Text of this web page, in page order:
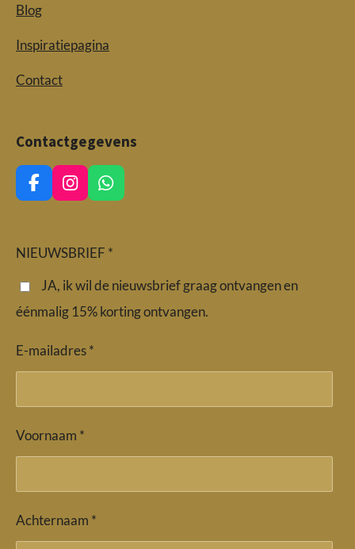
Blog
Inspiratiepagina
Contact
Contactgegevens
F
a
b
I
n
a
r
m
W
h
s
p
NIEUWSBRIEF *
JA, ik wil de nieuwsbrief graag ontvangen en
éénmalig 15% korting ontvangen.
E-mailadres *
Voornaam *
Achternaam *